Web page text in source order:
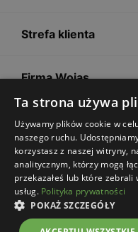
Strefa klienta
Firma Wojas
Porady
Regulamin sklepu Polityka
Ta strona używa
Używamy plików cookie w
naszego ruchu.
korzystasz z naszej witryny,
analitycznym, którzy mogą
przekazałeś lub które
usług. Polityka prywatności
POKAŻ SZCZEGÓŁY